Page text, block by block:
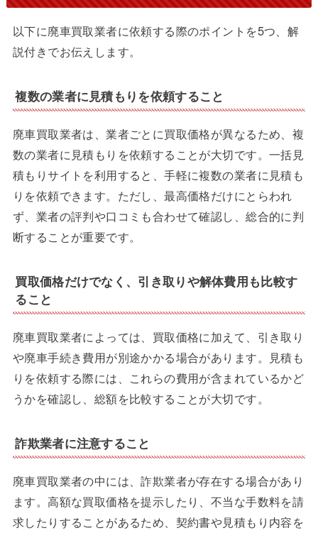
以下に廃車買取業者に依頼する際のポイントを5つ、解
説付きでお伝えします。
複数の業者に見積もりを依頼すること
廃車買取業者は、業者ごとに買取価格が異なるため、複
数の業者に見積もりを依頼することが大切です。一括見
積もりサイトを利用すると、手軽に複数の業者に見積も
りを依頼できます。ただし、最高価格だけにとらわれ
ず、業者の評判や口コミも合わせて確認し、総合的に判
断することが重要です。
買取価格だけでなく、引き取りや解体費用も比較す
ること
廃車買取業者によっては、買取価格に加えて、引き取り
や廃車手続き費用が別途かかる場合があります。見積も
りを依頼する際には、これらの費用が含まれているかど
うかを確認し、総額を比較することが大切です。
詐欺業者に注意すること
廃車買取業者の中には、詐欺業者が存在する場合があり
ます。高額な買取価格を提示したり、不当な手数料を請
求したりすることがあるため、契約書や見積もり内容を